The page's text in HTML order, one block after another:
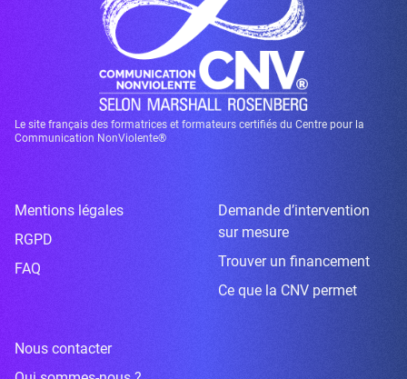
Le site français des formatrices et formateurs certifiés du Centre pour la
Communication NonViolente®
Mentions légales
RGPD
FAQ
Demande d’intervention
sur mesure
Trouver un financement
Ce que la CNV permet
Nous contacter